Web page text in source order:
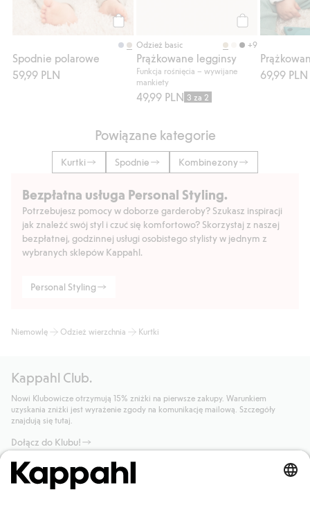
Spodnie polarowe
59,99 PLN
Odzież basic +9
Prążkowane legginsy
Funkcja rośnięcia – wywijane
mankiety
49,99 PLN 3 za 2
69,99 PLN
Powiązane kategorie
Kurtki Spodnie Kombinezony
Bezpłatna usługa Personal Styling.
Potrzebujesz pomocy w doborze garderoby? Szukasz inspiracji
jak znaleźć swój styl i czuć się komfortowo? Skorzystaj z naszej
bezpłatnej, godzinnej usługi osobistego stylisty w jednym z
wybranych sklepów Kappahl.
Personal Styling
Niemowlę Odzież wierzchnia Kurtki
Kappahl Club.
Nowi Klubowicze otrzymują 15% zniżki na pierwsze zakupy. Warunkiem
uzyskania zniżki jest wyrażenie zgody na komunikację mailową. Szczegóły
znajdują się tutaj.
Dołącz do Klubu!